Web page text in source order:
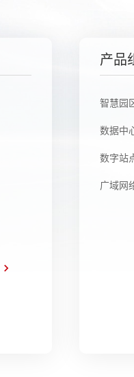
产品
智慧园
数据中
数字站
广域网